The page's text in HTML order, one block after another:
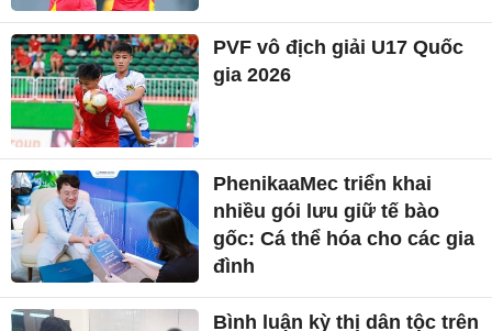
PVF vô địch giải U17 Quốc
gia 2026
PhenikaaMec triển khai
nhiều gói lưu giữ tế bào
gốc: Cá thể hóa cho các gia
đình
Bình luận kỳ thị dân tộc trên